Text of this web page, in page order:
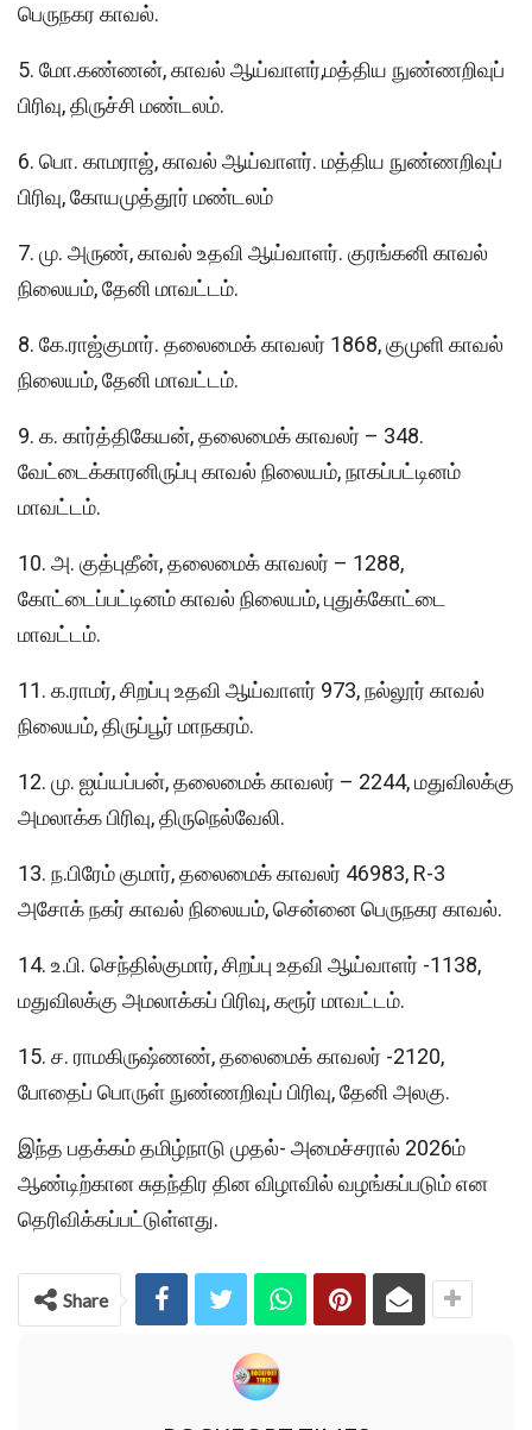
பெருநகர காவல்.
5. மோ.கண்ணன், காவல் ஆய்வாளர்,மத்திய நுண்ணறிவுப்
பிரிவு, திருச்சி மண்டலம்.
6. பொ. காமராஜ், காவல் ஆய்வாளர். மத்திய நுண்ணறிவுப்
பிரிவு, கோயமுத்தூர் மண்டலம்
7. மு. அருண், காவல் உதவி ஆய்வாளர். குரங்கனி காவல்
நிலையம், தேனி மாவட்டம்.
8. கே.ராஜ்குமார். தலைமைக் காவலர் 1868, குமுளி காவல்
நிலையம், தேனி மாவட்டம்.
9. க. கார்த்திகேயன், தலைமைக் காவலர் – 348.
வேட்டைக்காரனிருப்பு காவல் நிலையம், நாகப்பட்டினம்
மாவட்டம்.
10. அ. குத்புதீன், தலைமைக் காவலர் – 1288,
கோட்டைப்பட்டினம் காவல் நிலையம், புதுக்கோட்டை
மாவட்டம்.
11. க.ராமர், சிறப்பு உதவி ஆய்வாளர் 973, நல்லூர் காவல்
நிலையம், திருப்பூர் மாநகரம்.
12. மு. ஐய்யப்பன், தலைமைக் காவலர் – 2244, மதுவிலக்கு
அமலாக்க பிரிவு, திருநெல்வேலி.
13. ந.பிரேம் குமார், தலைமைக் காவலர் 46983, R-3
அசோக் நகர் காவல் நிலையம், சென்னை பெருநகர காவல்.
14. உ.பி. செந்தில்குமார், சிறப்பு உதவி ஆய்வாளர் -1138,
மதுவிலக்கு அமலாக்கப் பிரிவு, கரூர் மாவட்டம்.
15. ச. ராமகிருஷ்ணண், தலைமைக் காவலர் -2120,
போதைப் பொருள் நுண்ணறிவுப் பிரிவு, தேனி அலகு.
இந்த பதக்கம் தமிழ்நாடு முதல்- அமைச்சரால் 2026ம்
ஆண்டிற்கான சுதந்திர தின விழாவில் வழங்கப்படும் என
தெரிவிக்கப்பட்டுள்ளது.
Share